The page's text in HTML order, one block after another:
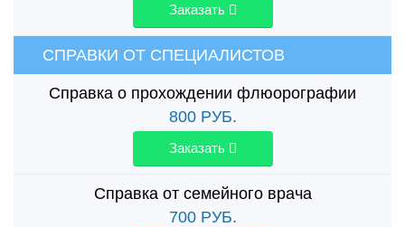
Заказать
СПРАВКИ ОТ СПЕЦИАЛИСТОВ
Справка о прохождении флюорографии
800РУБ.
Заказать
Справка от семейного врача
700РУБ.